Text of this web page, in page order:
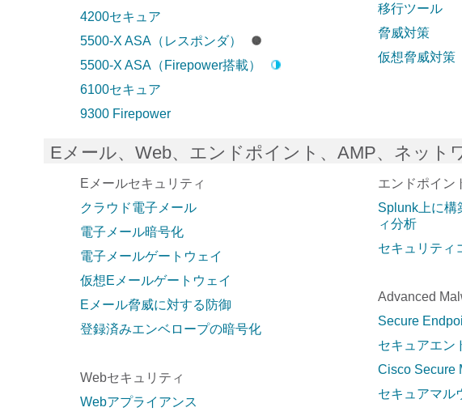
4200セキュア
5500-X ASA（レスポンダ）
5500-X ASA（Firepower搭載）
6100セキュア
9300 Firepower
移行ツール
脅威対策
仮想脅威対策
Eメール、Web、エンドポイント、AMP、ネット
Eメールセキュリティ
クラウド電子メール
電子メール暗号化
電子メールゲートウェイ
仮想Eメールゲートウェイ
Eメール脅威に対する防御
登録済みエンベロープの暗号化
Webセキュリティ
Webアプライアンス
エンドポイン
Splunk上に構
ィ分析
セキュリティ
Advanced
Secure
セキュアエン
Cisco Secure
セキュアマル